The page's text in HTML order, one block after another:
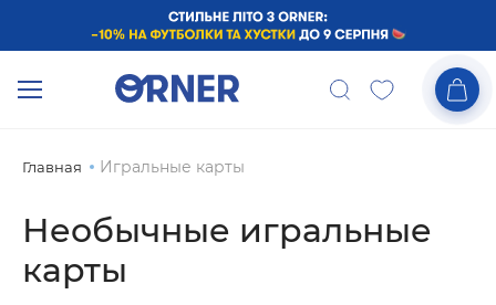
Главная Игральные карты
Необычные игральные
карты